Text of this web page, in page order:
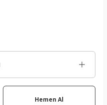
Hemen Al